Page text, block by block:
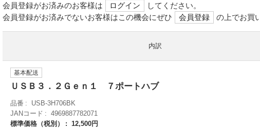
会員登録がお済みのお客様は
ログイン
してください。
会員登録がお済みでないお客様はこの機会にぜひ
会員登録 の上でお買
内訳
基本配送
ＵＳＢ３．２Ｇｅｎ１ ７ポートハブ
品番
USB-3H706BK
JANコード
4969887782071
標準価格（税別）
12,500円